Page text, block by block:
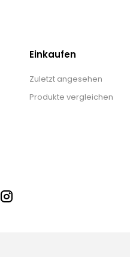
Einkaufen
Zuletzt angesehen
Produkte vergleichen